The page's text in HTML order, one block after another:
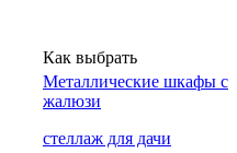
Как выбрать
Металлические шкафы с
жалюзи
cтеллаж для дачи